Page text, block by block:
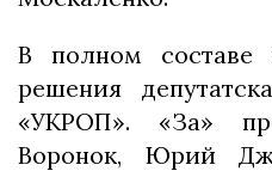
В полном составе
решения
«УКРОП». «За»
Воронок, Юрий